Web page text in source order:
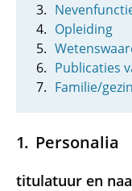
Opleiding
Publicaties
Familie/gezin
Personalia
titulatuur en